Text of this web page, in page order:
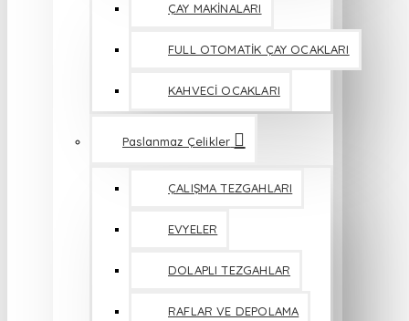
ÇAY MAKİNALARI
FULL OTOMATİK ÇAY OCAKLARI
KAHVECİ OCAKLARI
Paslanmaz Çelikler
ÇALIŞMA TEZGAHLARI
EVYELER
DOLAPLI TEZGAHLAR
RAFLAR VE DEPOLAMA